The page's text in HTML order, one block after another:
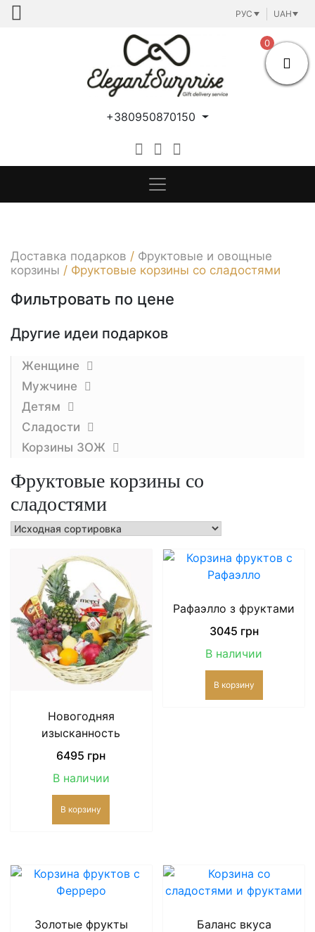
Skip
РУС UAH
+380950870150
Доставка подарков / Фруктовые и овощные
корзины / Фруктовые корзины со сладостями
Фильтровать по цене
Другие идеи подарков
Женщине
Мужчине
Детям
Сладости
Корзины ЗОЖ
Фруктовые корзины со
сладостями
Новогодняя
изысканность
6495 грн
В наличии
В корзину
Рафаэлло з фруктами
3045 грн
В наличии
В корзину
Золотые фрукты
Баланс вкуса
0